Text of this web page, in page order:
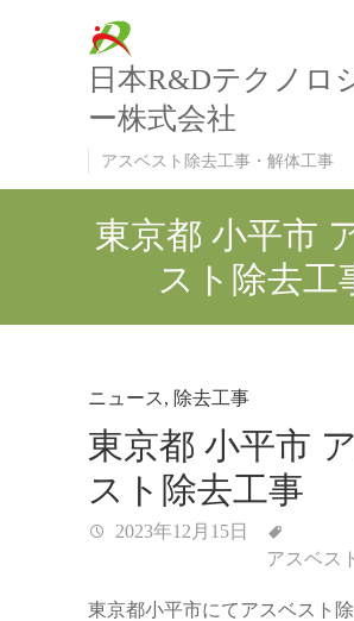
日本R&Dテクノロ
ー株式会社
アスベスト除去工事・解体工事
東京都 小平市
スト除去工
ニュース, 除去工事
東京都 小平市
スト除去工事
2023年12月15日
アスベス
東京都小平市にてアスベスト